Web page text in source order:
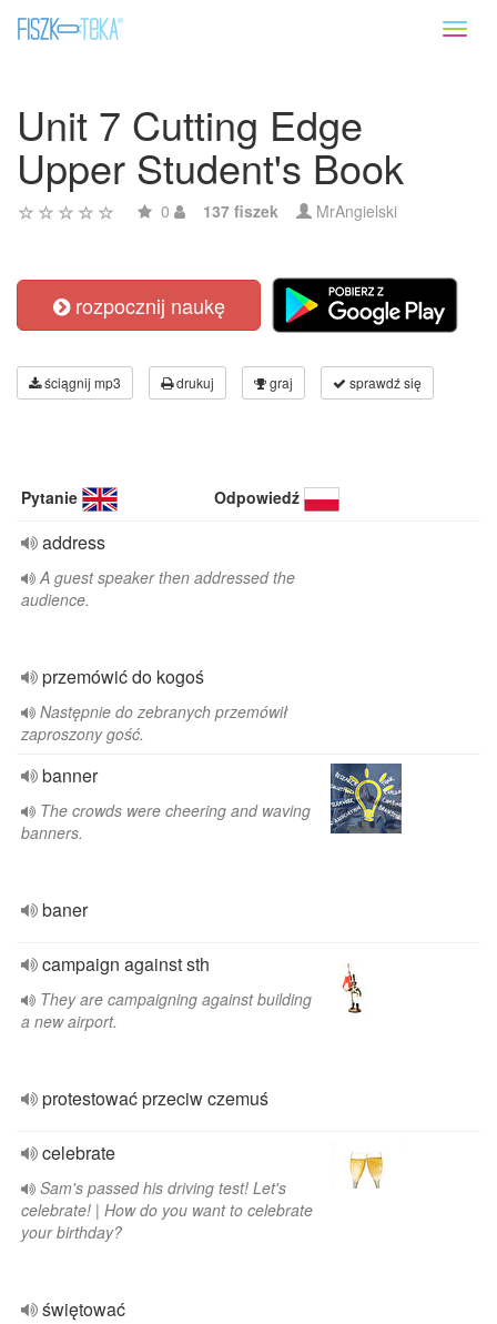
Unit 7 Cutting Edge
Upper Student's Book
0 137 fiszek MrAngielski
rozpocznij naukę
ściągnij mp3 drukuj graj sprawdź się
Pytanie Odpowiedź
address
A guest speaker then addressed the
audience.
przemówić do kogoś
Następnie do zebranych przemówił
zaproszony gość.
banner
The crowds were cheering and waving
banners.
baner
campaign against sth
They are campaigning against building
a new airport.
protestować przeciw czemuś
celebrate
Sam's passed his driving test! Let's
celebrate! | How do you want to celebrate
your birthday?
świętować